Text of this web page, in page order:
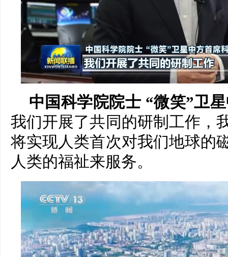
中国科学院院士 “微笑”卫
我们开展了共同的研制工作，
将实现人类首次对我们地球的
人类的福祉来服务。